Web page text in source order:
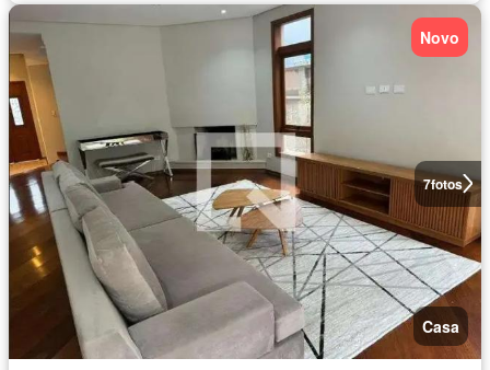
7fotos
Novo
Casa